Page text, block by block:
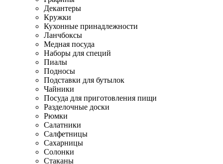
Декантеры
Кружки
Кухонные принадлежности
Ланчбоксы
Медная посуда
Наборы для специй
Пиалы
Подносы
Подставки для бутылок
Чайники
Посуда для приготовления пищи
Разделочные доски
Рюмки
Салатники
Салфетницы
Сахарницы
Солонки
Стаканы